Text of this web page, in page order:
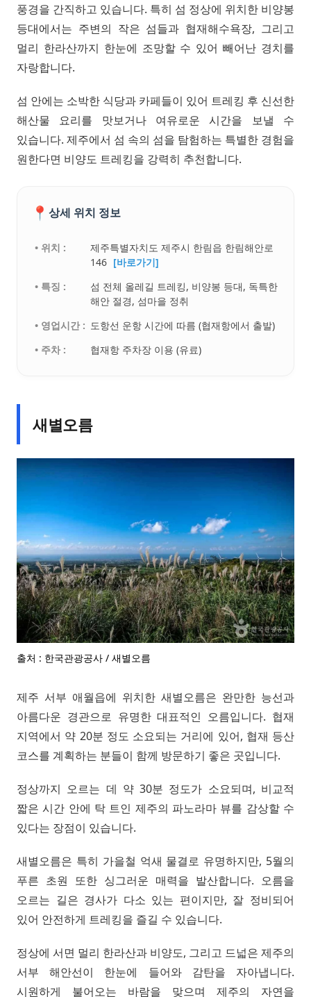
풍경을 간직하고 있습니다. 특히 섬 정상에 위치한 비양봉
등대에서는 주변의 작은 섬들과 협재해수욕장, 그리고
멀리 한라산까지 한눈에 조망할 수 있어 빼어난 경치를
자랑합니다.
섬 안에는 소박한 식당과 카페들이 있어 트레킹 후 신선한
해산물 요리를 맛보거나 여유로운 시간을 보낼 수
있습니다. 제주에서 섬 속의 섬을 탐험하는 특별한 경험을
원한다면 비양도 트레킹을 강력히 추천합니다.
📍 상세 위치 정보
• 위치 :
제주특별자치도 제주시 한림읍 한림해안로
146 [바로가기]
• 특징 :
섬 전체 올레길 트레킹, 비양봉 등대, 독특한
해안 절경, 섬마을 정취
• 영업시간 : 도항선 운항 시간에 따름 (협재항에서 출발)
• 주차 :
협재항 주차장 이용 (유료)
새별오름
출처 : 한국관광공사 / 새별오름
제주 서부 애월읍에 위치한 새별오름은 완만한 능선과
아름다운 경관으로 유명한 대표적인 오름입니다. 협재
지역에서 약 20분 정도 소요되는 거리에 있어, 협재 등산
코스를 계획하는 분들이 함께 방문하기 좋은 곳입니다.
정상까지 오르는 데 약 30분 정도가 소요되며, 비교적
짧은 시간 안에 탁 트인 제주의 파노라마 뷰를 감상할 수
있다는 장점이 있습니다.
새별오름은 특히 가을철 억새 물결로 유명하지만, 5월의
푸른 초원 또한 싱그러운 매력을 발산합니다. 오름을
오르는 길은 경사가 다소 있는 편이지만, 잘 정비되어
있어 안전하게 트레킹을 즐길 수 있습니다.
정상에 서면 멀리 한라산과 비양도, 그리고 드넓은 제주의
서부 해안선이 한눈에 들어와 감탄을 자아냅니다.
시원하게 불어오는 바람을 맞으며 제주의 자연을